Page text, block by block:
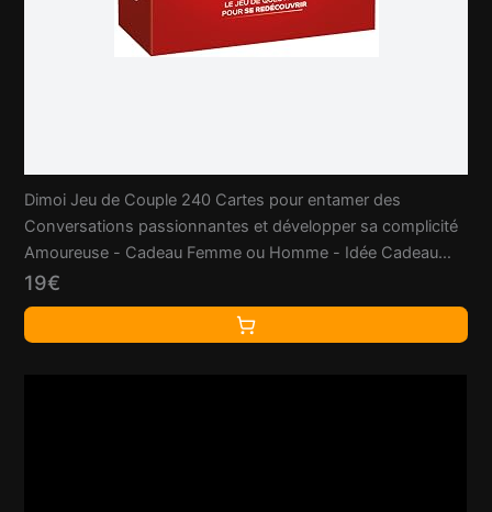
Dimoi Jeu de Couple 240 Cartes pour entamer des
Conversations passionnantes et développer sa complicité
Amoureuse - Cadeau Femme ou Homme - Idée Cadeau
Couple
19€